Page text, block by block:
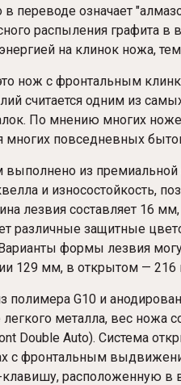
в переводе означает
распыления графита
на клинок ножа,
нож с фронтальным
считается одним из
По мнению многих
многих повседневных
из премиальной
и износостойкость,
лезвия составляет 16
различные защитные
формы лезвия
129 мм, в открытом — 216
полимера G10 и
металла, вес ножа
Double Auto). Система
с фронтальным
расположенную в